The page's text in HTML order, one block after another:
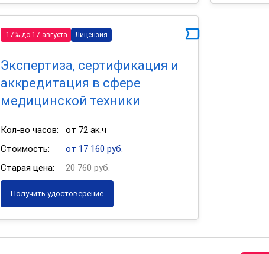
-17% до 17 августа Лицензия
Экспертиза, сертификация и
аккредитация в сфере
медицинской техники
Кол-во часов:
от 72 ак.ч
Стоимость:
от 17 160 руб.
Старая цена:
20 760 руб.
Получить удостоверение